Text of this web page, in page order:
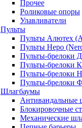
Прочее
Роликовые опоры
Улавливатели
Пульты
Пульты Алютех
Пульты Неро
Пульты-брелоки
Пульты-брелоки
Пульты-брелоки
Пульты-брелоки
Шлагбаумы
Антивандальные
Блокировочные
Механические